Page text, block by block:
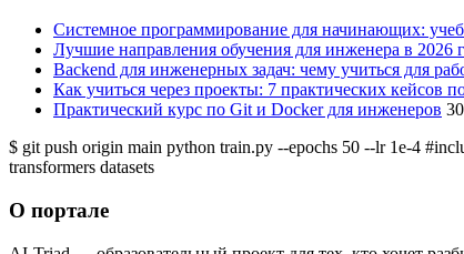
Системное программирование для начинающих:
Лучшие направления обучения для инженера в 2026
Backend для инженерных задач: чему учиться для
Как учиться через проекты: 7 практических
Практический курс по Git и Docker для инженеров
$ git push origin main python train.py --epochs 50 --lr 1e-4
transformers datasets
О портале